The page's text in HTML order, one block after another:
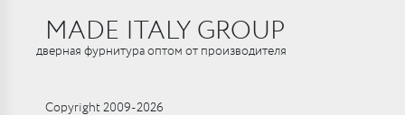
MADE ITALY GROUP
дверная фурнитура оптом от производителя
Copyright 2009-2026